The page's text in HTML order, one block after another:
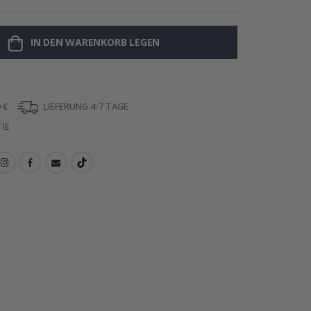
IN DEN WARENKORB LEGEN
€
LIEFERUNG 4-7 TAGE